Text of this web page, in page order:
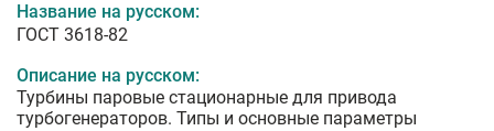
Название на русском:
ГОСТ 3618-82
Описание на русском:
Турбины паровые стационарные для привода
турбогенераторов. Типы и основные параметры